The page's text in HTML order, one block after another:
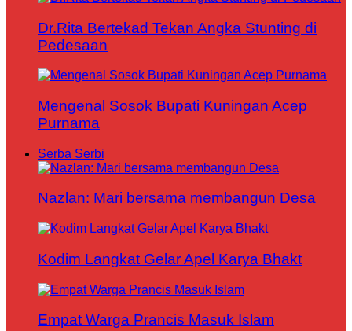
Dr.Rita Bertekad Tekan Angka Stunting di
Pedesaan
Mengenal Sosok Bupati Kuningan Acep
Purnama
Serba Serbi
Nazlan: Mari bersama membangun Desa
Kodim Langkat Gelar Apel Karya Bhakt
Empat Warga Prancis Masuk Islam